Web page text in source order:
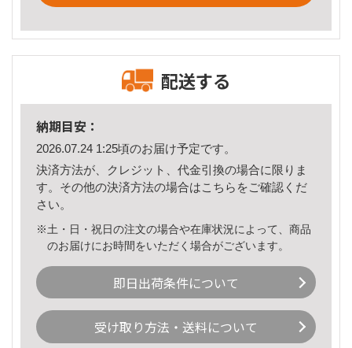
配送する
納期目安：
2026.07.24 1:25頃のお届け予定です。
決済方法が、クレジット、代金引換の場合に限りま
す。その他の決済方法の場合はこちら をご確認くだ
さい。
※土・日・祝日の注文の場合や在庫状況によって、商品
のお届けにお時間をいただく場合がございます。
即日出荷条件について
受け取り方法・送料について